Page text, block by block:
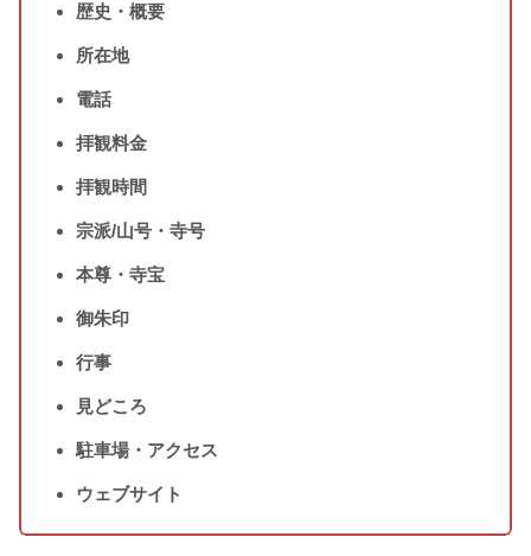
歴史・概要
所在地
電話
拝観料金
拝観時間
宗派/山号・寺号
本尊・寺宝
御朱印
行事
見どころ
駐車場・アクセス
ウェブサイト